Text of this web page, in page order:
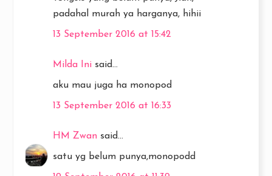
padahal murah ya harganya, hihii
13 September 2016 at 15:42
Milda Ini said...
aku mau juga ha monopod
13 September 2016 at 16:33
HM Zwan said...
satu yg belum punya,monopodd